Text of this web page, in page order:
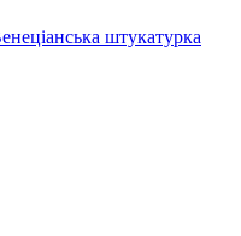
штукатурка